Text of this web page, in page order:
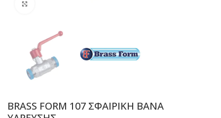
BRASS FORM 107 ΣΦΑΙΡΙΚΗ ΒΑΝΑ